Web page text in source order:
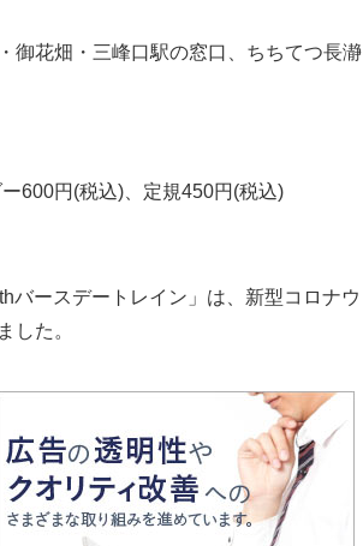
花畑・三峰口駅の窓口、ちちてつ長瀞
600円(税込)、定規450円(税込)
バースデートレイン」は、新型コロナウ
した。